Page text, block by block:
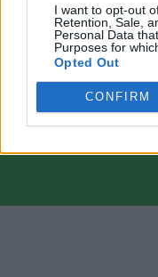
I want to opt-out
Retention, Sale,
Personal Data
Purposes for
Opted Out
CONFIRM
Il materiale (testo, foto e video)
Alcune foto (screenshot) ed
giunti da internet, in quanto
comunicati stampa con
quindi valutati di pubblico
contrario alla pubblicazione, non
"Calciomercato Magazine" non è
proprietà di Napoli Magazine.